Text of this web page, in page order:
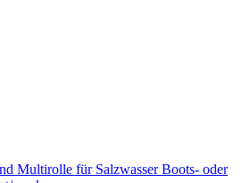
Multirolle für Salzwasser Boots- oder